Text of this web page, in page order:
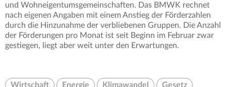
und Wohneigentumsgemeinschaften. Das BMWK rechnet
nach eigenen Angaben mit einem Anstieg der Förderzahlen
durch die Hinzunahme der verbliebenen Gruppen. Die Anzahl
der Förderungen pro Monat ist seit Beginn im Februar zwar
gestiegen, liegt aber weit unter den Erwartungen.
Wirtschaft Energie Klimawandel Gesetz